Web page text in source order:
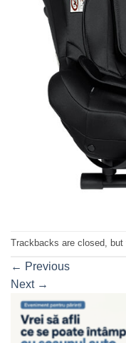
Trackbacks are closed, but
← Previous
Next →